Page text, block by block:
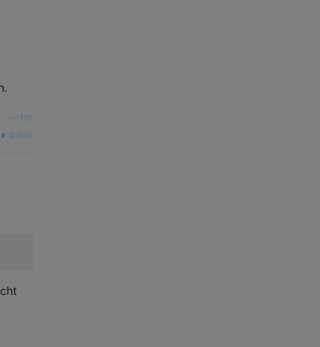
tsh
quelle